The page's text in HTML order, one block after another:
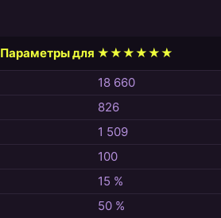
Параметры для ★★★★★★
18 660
826
1 509
100
15 %
50 %